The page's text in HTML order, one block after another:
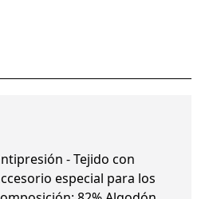
- Tejido con
especial para los